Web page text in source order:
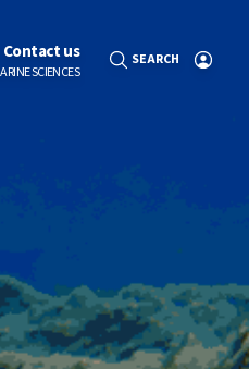
Contact us
SCIENCES
SEARCH